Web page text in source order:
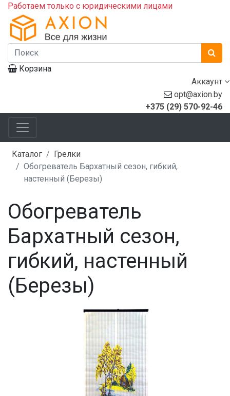
Работаем только с юридическими лицами
Корзина
Аккаунт
opt@axion.by
+375 (29) 570-92-46
Каталог
Грелки
Обогреватель Бархатный сезон, гибкий,
настенный (Березы)
Обогреватель
Бархатный сезон,
гибкий, настенный
(Березы)